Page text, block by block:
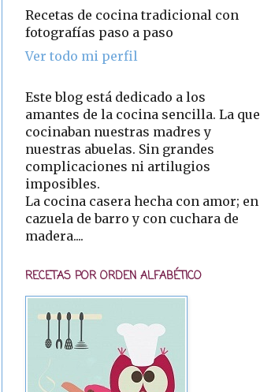
Recetas de cocina tradicional con
fotografías paso a paso
Ver todo mi perfil
Este blog está dedicado a los
amantes de la cocina sencilla. La que
cocinaban nuestras madres y
nuestras abuelas. Sin grandes
complicaciones ni artilugios
imposibles.
La cocina casera hecha con amor; en
cazuela de barro y con cuchara de
madera....
RECETAS POR ORDEN ALFABÉTICO